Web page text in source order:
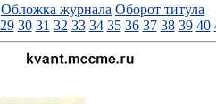
Обложка журнала Оборот титула
29 30 31 32 33 34 35 36 37 38 39 40